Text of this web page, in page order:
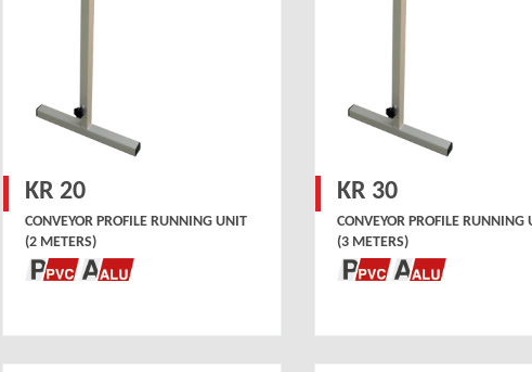
KR 20
CONVEYOR PROFILE RUNNING UNIT
(2 METERS)
KR 30
CONVEYOR PROFILE RUNNING
(3 METERS)